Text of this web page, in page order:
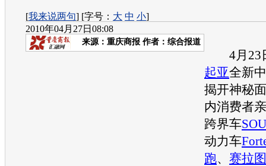
[我来说两句] [字号： 大 中 小]
2010年04月27日08:08
来源： 重庆商报 作者：综合报道
4月23
起亚全新
揭开神秘
内消费者
跨界车
动力车
跑、 赛拉图